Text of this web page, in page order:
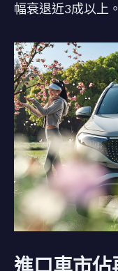
幅衰退近3成以上。